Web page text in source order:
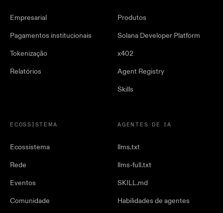
Empresarial
Pagamentos institucionais
Tokenização
Relatórios
Produtos
Solana Developer Platform
x402
Agent Registry
Skills
ECOSSISTEMA
Ecossistema
Rede
Eventos
Comunidade
AGENTES DE IA
llms.txt
llms-full.txt
SKILL.md
Habilidades de agentes